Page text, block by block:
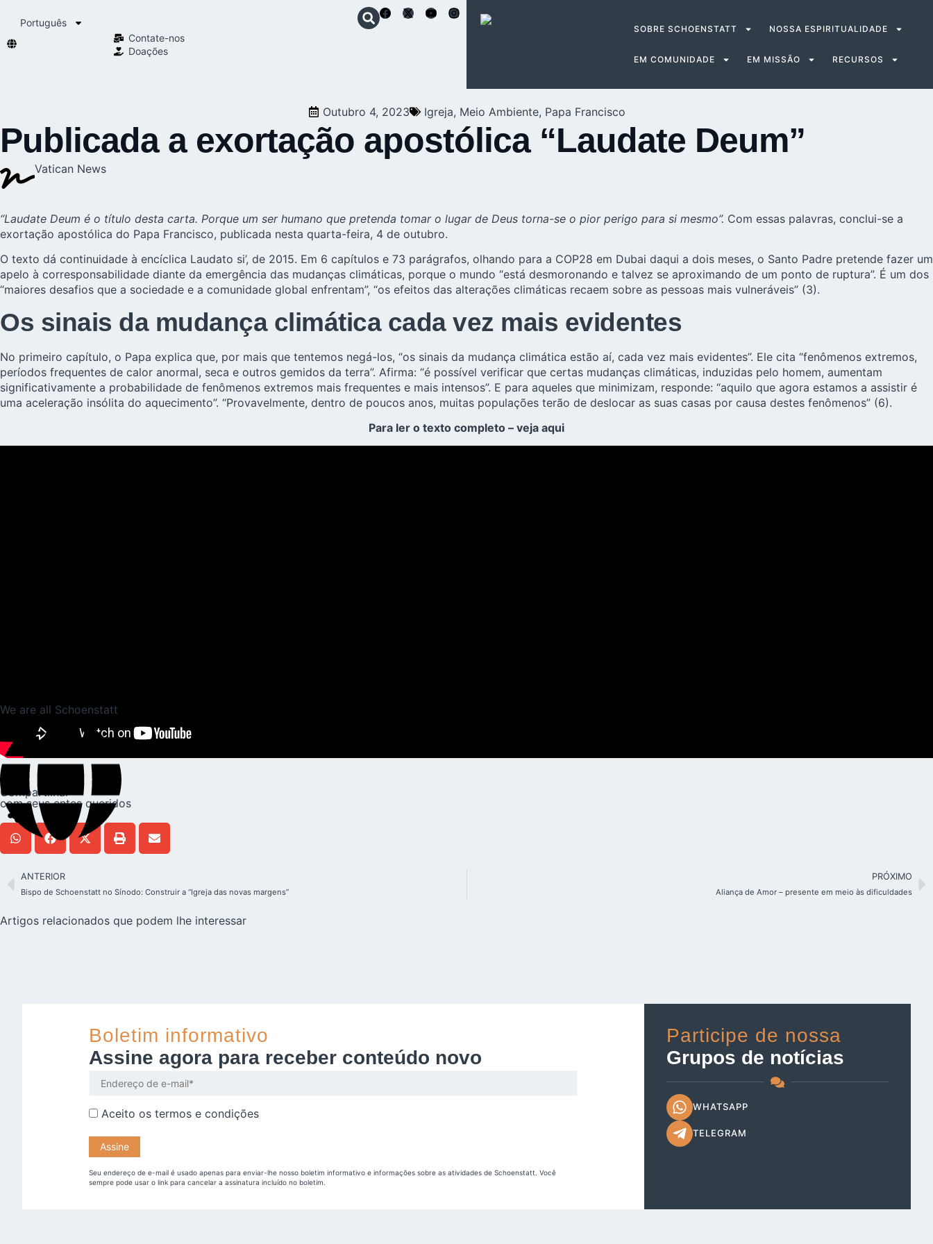
Português
Contate-nos
Doações
SOBRE SCHOENSTATT NOSSA ESPIRITUALIDADE
EM COMUNIDADE EM MISSÃO RECURSOS
Outubro 4, 2023 Igreja, Meio Ambiente, Papa Francisco
Publicada a exortação apostólica “Laudate Deum”
Vatican News
“Laudate Deum é o título desta carta. Porque um ser humano que pretenda tomar o lugar de Deus torna-se o pior perigo para si mesmo”. Com essas palavras, conclui-se a
exortação apostólica do Papa Francisco, publicada nesta quarta-feira, 4 de outubro.
O texto dá continuidade à encíclica Laudato si’, de 2015. Em 6 capítulos e 73 parágrafos, olhando para a COP28 em Dubai daqui a dois meses, o Santo Padre pretende fazer um
apelo à corresponsabilidade diante da emergência das mudanças climáticas, porque o mundo “está desmoronando e talvez se aproximando de um ponto de ruptura”. É um dos
“maiores desafios que a sociedade e a comunidade global enfrentam”, “os efeitos das alterações climáticas recaem sobre as pessoas mais vulneráveis” (3).
Os sinais da mudança climática cada vez mais evidentes
No primeiro capítulo, o Papa explica que, por mais que tentemos negá-los, “os sinais da mudança climática estão aí, cada vez mais evidentes”. Ele cita “fenômenos extremos,
períodos frequentes de calor anormal, seca e outros gemidos da terra”. Afirma: “é possível verificar que certas mudanças climáticas, induzidas pelo homem, aumentam
significativamente a probabilidade de fenômenos extremos mais frequentes e mais intensos”. E para aqueles que minimizam, responde: “aquilo que agora estamos a assistir é
uma aceleração insólita do aquecimento”. “Provavelmente, dentro de poucos anos, muitas populações terão de deslocar as suas casas por causa destes fenômenos” (6).
Para ler o texto completo – veja aqui
Compartilhar
com seus entes queridos
ANTERIOR
Bispo de Schoenstatt no Sínodo: Construir a “Igreja das novas margens”
PRÓXIMO
Aliança de Amor – presente em meio às dificuldades
Artigos relacionados que podem lhe interessar
Boletim informativo
Assine agora para receber conteúdo novo
Aceito os termos e condições
Seu endereço de e-mail é usado apenas para enviar-lhe nosso boletim informativo e informações sobre as atividades de Schoenstatt. Você
sempre pode usar o link para cancelar a assinatura incluído no boletim.
Participe de nossa
Grupos de notícias
WHATSAPP
TELEGRAM
We are all Schoenstatt